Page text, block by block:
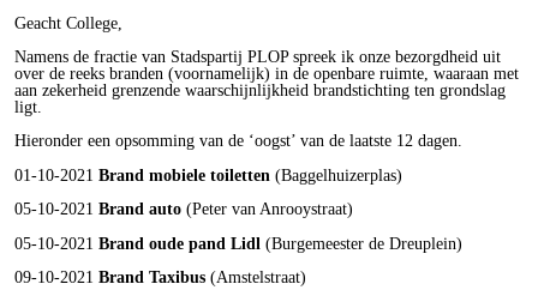
Geacht College,
Namens de fractie van Stadspartij PLOP spreek ik onze bezorgdheid uit
over de reeks branden (voornamelijk) in de openbare ruimte, waaraan met
aan zekerheid grenzende waarschijnlijkheid brandstichting ten grondslag
ligt.
Hieronder een opsomming van de ‘oogst’ van de laatste 12 dagen.
01-10-2021 Brand mobiele toiletten (Baggelhuizerplas)
05-10-2021 Brand auto (Peter van Anrooystraat)
05-10-2021 Brand oude pand Lidl (Burgemeester de Dreuplein)
09-10-2021 Brand Taxibus (Amstelstraat)